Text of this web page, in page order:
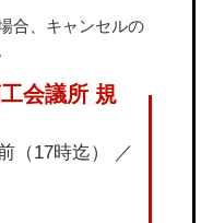
合、キャンセルの
（17時迄） ／